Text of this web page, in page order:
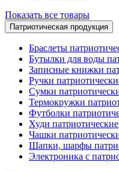
Показать все товары
Патриотическая продукция
Браслеты
Бутылки для воды
Записные книжки
Ручки
Сумки
Термокружки
Футболки
Худи патриотические
Чашки
Шапки, шарфы
Электроника с